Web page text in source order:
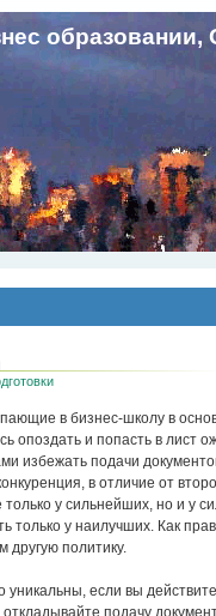
образовании,
в бизнес-школу в
опоздать и попасть в лист
избежать подачи
в отличие от
у сильнейших, но и у
только у наилучших. Как
другую политику.
если вы
подачу